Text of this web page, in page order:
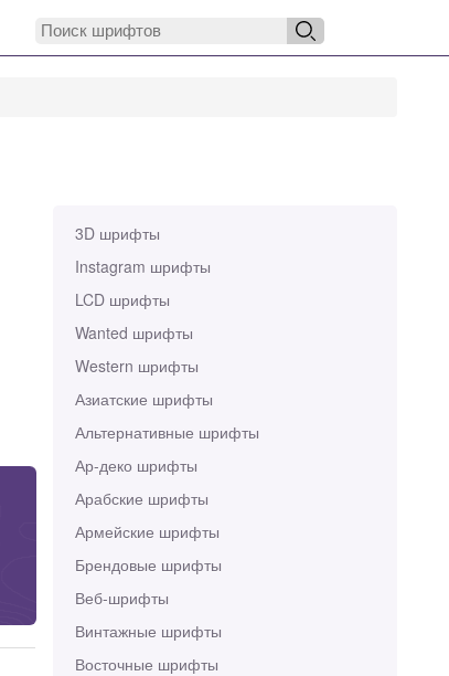
3D шрифты
Instagram шрифты
LCD шрифты
Wanted шрифты
Western шрифты
Азиатские шрифты
Альтернативные шрифты
Ар-деко шрифты
Арабские шрифты
Армейские шрифты
Брендовые шрифты
Веб-шрифты
Винтажные шрифты
Восточные шрифты